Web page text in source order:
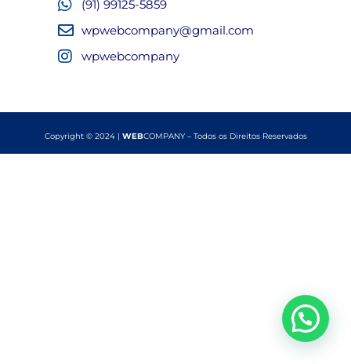
(91) 99125-5859
wpwebcompany@gmail.com
wpwebcompany
Copyright © 2024 | WEBCOMPANY – Todos os Direitos Reservados